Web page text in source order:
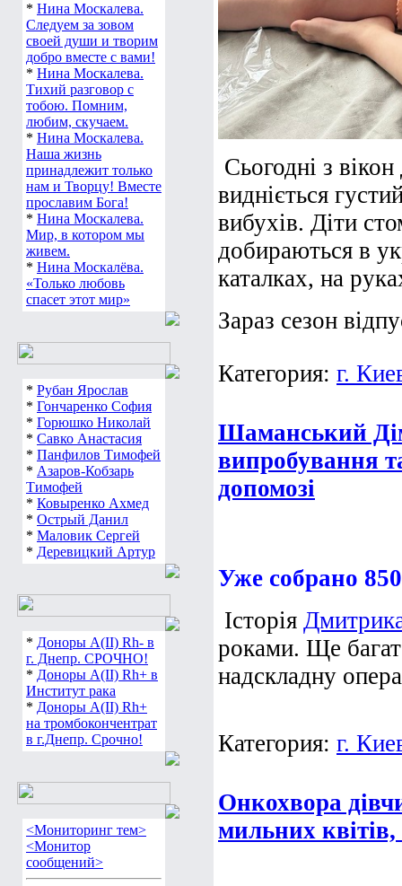
* Нина Москалева.
Следуем за зовом
своей души и творим
добро вместе с вами!
* Нина Москалева.
Тихий разговор с
тобою. Помним,
любим, скучаем.
* Нина Москалева.
Наша жизнь
принадлежит только
нам и Творцу! Вместе
прославим Бога!
* Нина Москалева.
Мир, в котором мы
живем.
* Нина Москалёва.
«Только любовь
спасет этот мир»
* Рубан Ярослав
* Гончаренко София
* Горюшко Николай
* Савко Анастасия
* Панфилов Тимофей
* Азаров-Кобзарь
Тимофей
* Ковыренко Ахмед
* Острый Данил
* Маловик Сергей
* Деревицкий Артур
* Доноры А(ІІ) Rh- в
г. Днепр. СРОЧНО!
* Доноры А(ІІ) Rh+ в
Институт рака
* Доноры А(ІІ) Rh+
на тромбокончентрат
в г.Днепр. Срочно!
<Мониторинг тем>
<Монитор
сообщений>
Сьогодні з
видніється
вибухів. Діти
добираються в
каталках, на
Зараз сезон
Категория: г.
Шаманський
випробування
допомозі
Уже собрано
Історія
роками. Ще
надскладну
Категория: г.
Онкохвора
мильних